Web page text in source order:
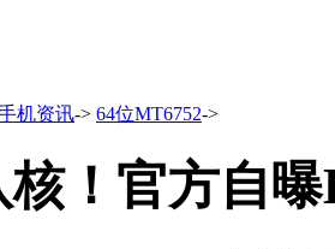
机资讯-> 64位MT6752->
！官方自